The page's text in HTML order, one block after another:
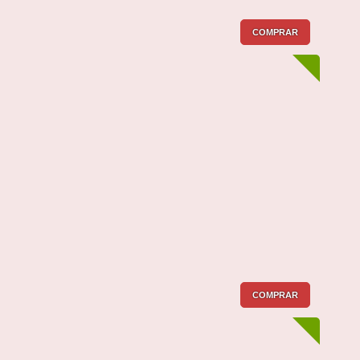
COMPRAR
COMPRAR